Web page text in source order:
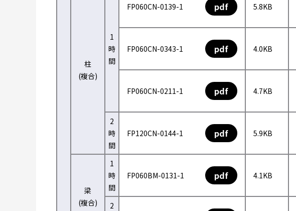
柱
(複合)
1
時
間
FP060CN-0139-1 pdf 5.8KB
FP060CN-0343-1 pdf 4.0KB
FP060CN-0211-1 pdf 4.7KB
2
時
間
FP120CN-0144-1 pdf 5.9KB
梁
(複合)
1
時
間
FP060BM-0131-1 pdf 4.1KB
2